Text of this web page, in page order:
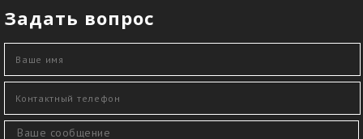
Задать вопрос
Ваше имя
Контактный телефон
Сообщение*